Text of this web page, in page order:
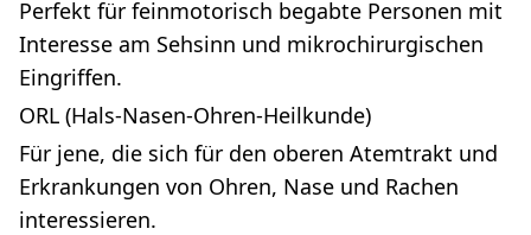
Perfekt für feinmotorisch begabte Personen mit
Interesse am Sehsinn und mikrochirurgischen
Eingriffen.
ORL (Hals-Nasen-Ohren-Heilkunde)
Für jene, die sich für den oberen Atemtrakt und
Erkrankungen von Ohren, Nase und Rachen
interessieren.